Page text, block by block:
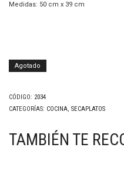
Medidas: 50 cm x 39 cm
Agotado
CÓDIGO: 2034
CATEGORÍAS: COCINA, SECAPLATOS
TAMBIÉN TE